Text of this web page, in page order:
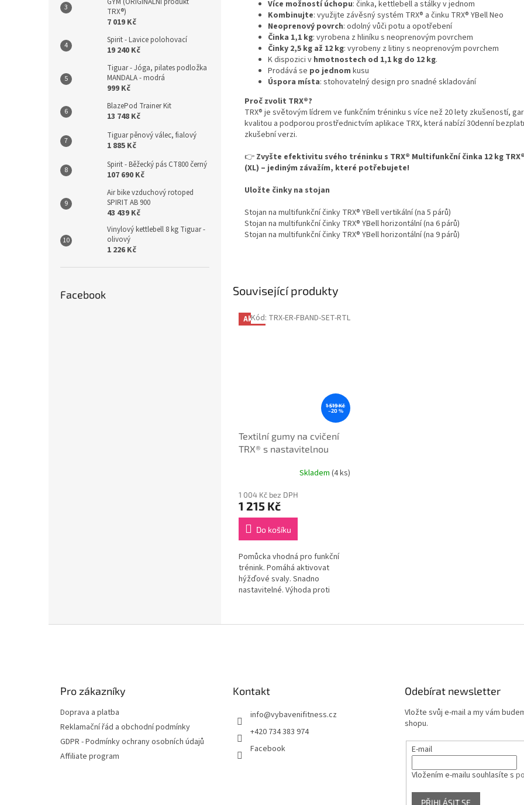
TRX®)
7 019 Kč
Spirit - Lavice polohovací
19 240 Kč
Tiguar - Jóga, pilates podložka
MANDALA - modrá
999 Kč
BlazePod Trainer Kit
13 748 Kč
Tiguar pěnový válec, fialový
1 885 Kč
Spirit - Běžecký pás CT800 černý
107 690 Kč
Air bike vzduchový rotoped
SPIRIT AB 900
43 439 Kč
Vinylový kettlebell 8 kg Tiguar -
olivový
1 226 Kč
Facebook Související produkty
Akce
1 519 Kč
–20 %
Textilní gumy na cvičení
TRX® s nastavitelnou
Skladem (4 ks)
1 004 Kč bez DPH
1 215 Kč
Do košíku
Pomůcka vhodná pro funkční
trénink. Pomáhá aktivovat
hýžďové svaly. Snadno
nastavitelné. Výhoda proti
Kód: TRX-ER-FBAND-SET-RTL
Více možností úchopu: činka, kettlebell a stálky v jednom
Kombinujte: využijte závěsný systém TRX® a činku TRX® YBell Neo
Neoprenový povrch: odolný vůči potu a opotřebení
Činka 1,1 kg: vyrobena z hliníku s neoprenovým povrchem
Činky 2,5 kg až 12 kg: vyrobeny z litiny s neoprenovým povrchem
K dispozici v hmotnostech od 1,1 kg do 12 kg.
Prodává se po jednom kusu
Úspora místa: stohovatelný design pro snadné skladování
Proč zvolit TRX®?
TRX® je světovým lídrem ve funkčním tréninku s více než 20 lety zkušeností,
kvalitou a podporou prostřednictvím aplikace TRX, která nabízí 30denní
zkušební verzi.
👉 Zvyšte efektivitu svého tréninku s TRX® Multifunkční činka 12 kg
(XL) – jediným závažím, které potřebujete!
Uložte činky na stojan
Stojan na multifunkční činky TRX® YBell vertikální (na 5 párů)
Stojan na multifunkční činky TRX® YBell horizontální (na 6 párů)
Stojan na multifunkční činky TRX® YBell horizontální (na 9 párů)
Pro zákazníky
Doprava a platba
Reklamační řád a obchodní podmínky
GDPR - Podmínky ochrany osobních údajů
Affiliate program
Kontakt
info@vybavenifitness.cz
+420 734 383 974
Facebook
Odebírat newsletter
Vložte svůj e-mail a my vám
shopu.
E-mail
Vložením e-mailu souhlasíte s
PŘIHLÁSIT SE